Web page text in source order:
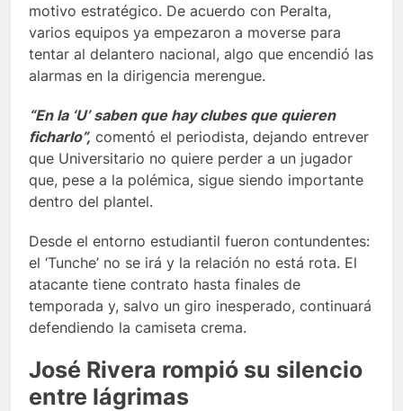
motivo estratégico. De acuerdo con Peralta,
varios equipos ya empezaron a moverse para
tentar al delantero nacional, algo que encendió las
alarmas en la dirigencia merengue.
“En la ‘U’ saben que hay clubes que quieren
ficharlo”, comentó el periodista, dejando entrever
que Universitario no quiere perder a un jugador
que, pese a la polémica, sigue siendo importante
dentro del plantel.
Desde el entorno estudiantil fueron contundentes:
el ‘Tunche’ no se irá y la relación no está rota. El
atacante tiene contrato hasta finales de
temporada y, salvo un giro inesperado, continuará
defendiendo la camiseta crema.
José Rivera rompió su silencio
entre lágrimas